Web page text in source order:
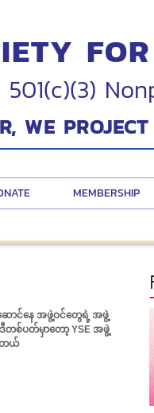
501(c)(3)
WE
ဆောင်နေ အဖွဲ့ဝင်တွေရဲ့ အဖွဲ့
စ်ပတ်မှာတော့ YSE အဖွဲ့
တယ်
MEMBERSHIP